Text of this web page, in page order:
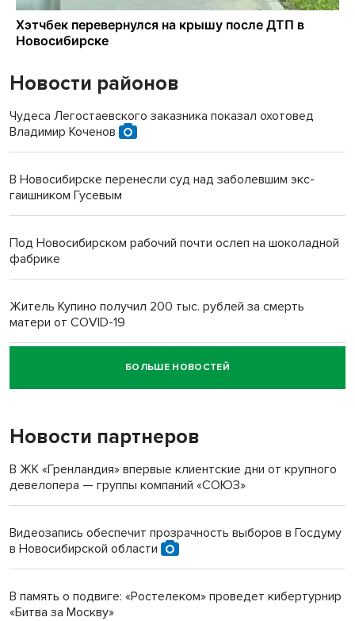
Новости районов
Чудеса Легостаевского заказника показал охотовед
Владимир Коченов
В Новосибирске перенесли суд над заболевшим экс-
гаишником Гусевым
Под Новосибирском рабочий почти ослеп на шоколадной
фабрике
Житель Купино получил 200 тыс. рублей за смерть
матери от COVID-19
Новосибирский суд наказал водителя за смерть
пенсионерки на вокзале
«Мы живём на пастбище!»: в новосибирском селе лошади
терроризируют жителей
Инвалид получил условный срок за избиение врачей
Новосибирский преподаватель с женой вошли в топ-16
БОЛЬШЕ НОВОСТЕЙ
Новости партнеров
В ЖК «Гренландия» впервые клиентские дни от крупного
девелопера — группы компаний «СОЮЗ»
Видеозапись обеспечит прозрачность выборов в Госдуму
в Новосибирской области
В память о подвиге: «Ростелеком» проведет кибертурнир
«Битва за Москву»